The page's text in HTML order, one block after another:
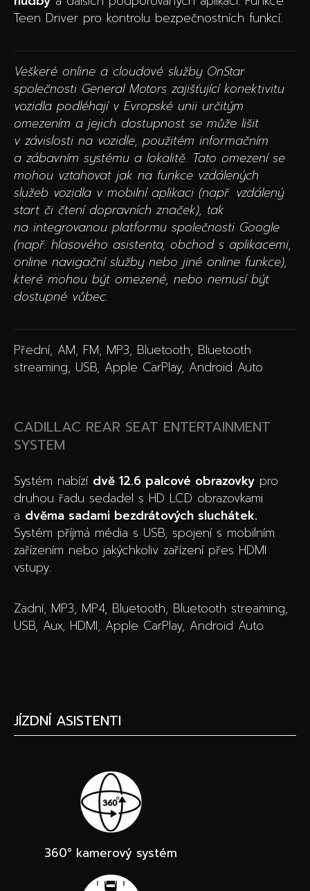
Teen Driver pro kontrolu bezpečnostních funkcí.
Veškeré online a cloudové služby OnStar
společnosti General Motors zajišťující konektivitu
vozidla podléhají v Evropské unii určitým
omezením a jejich dostupnost se může lišit
v závislosti na vozidle, použitém informačním
a zábavním systému a lokalitě. Tato omezení se
mohou vztahovat jak na funkce vzdálených
služeb vozidla v mobilní aplikaci (např. vzdálený
start či čtení dopravních značek), tak
na integrovanou platformu společnosti Google
(např. hlasového asistenta, obchod s aplikacemi,
online navigační služby nebo jiné online funkce),
které mohou být omezené, nebo nemusí být
dostupné vůbec.
Přední, AM, FM, MP3, Bluetooth, Bluetooth
streaming, USB, Apple CarPlay, Android Auto
CADILLAC REAR SEAT ENTERTAINMENT
SYSTEM
Systém nabízí dvě 12.6 palcové obrazovky pro
druhou řadu sedadel s HD LCD obrazovkami
a dvěma sadami bezdrátových sluchátek.
Systém příjmá média s USB, spojení s mobilním
zařízením nebo jakýchkoliv zařízení přes HDMI
vstupy.
Zadní, MP3, MP4, Bluetooth, Bluetooth streaming,
USB, Aux, HDMI, Apple CarPlay, Android Auto
JÍZDNÍ ASISTENTI
360° kamerový systém